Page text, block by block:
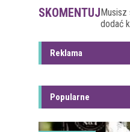
SKOMENTUJMusisz
dodać
Reklama
Popularne